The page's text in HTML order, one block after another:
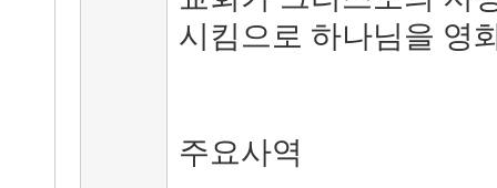
시킴으로 하나님을 영
주요사역